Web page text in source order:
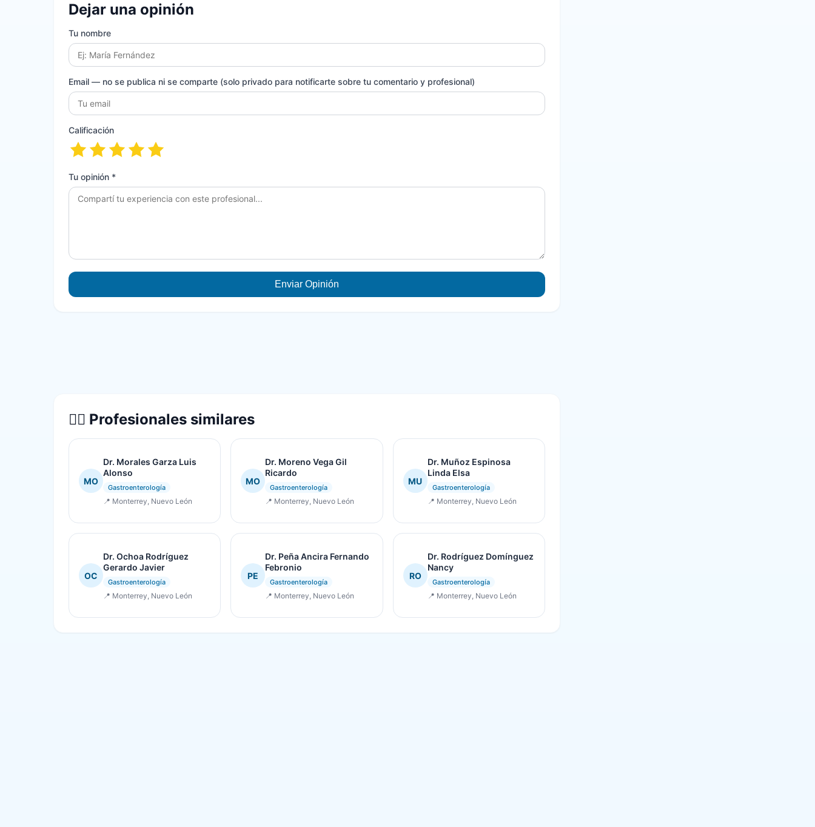
Dejar una opinión
Tu nombre
Email — no se publica ni se comparte (solo privado para notificarte sobre tu comentario y profesional)
Calificación
Tu opinión *
Enviar Opinión
👨‍⚕️ Profesionales similares
MO
Dr. Morales Garza Luis
Alonso
Gastroenterología
📍 Monterrey, Nuevo León
MO
Dr. Moreno Vega Gil
Ricardo
Gastroenterología
📍 Monterrey, Nuevo León
MU
Dr. Muñoz Espinosa
Linda Elsa
Gastroenterología
📍 Monterrey, Nuevo León
OC
Dr. Ochoa Rodríguez
Gerardo Javier
Gastroenterología
📍 Monterrey, Nuevo León
PE
Dr. Peña Ancira Fernando
Febronio
Gastroenterología
📍 Monterrey, Nuevo León
RO
Dr. Rodríguez Domínguez
Nancy
Gastroenterología
📍 Monterrey, Nuevo León